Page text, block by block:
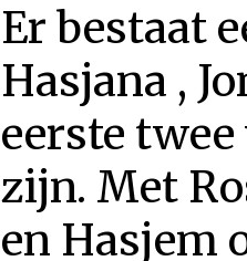
Er bestaat
Hasjana ,
eerste
zijn. Met
en Hasjem